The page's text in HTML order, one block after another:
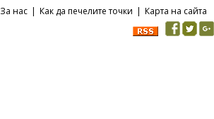
За нас | Как да печелите точки | Карта на сайта